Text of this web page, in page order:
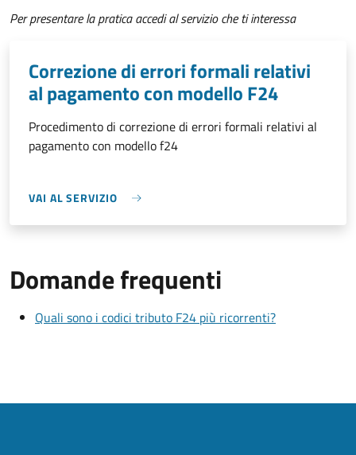
Per presentare la pratica accedi al servizio che ti interessa
Correzione di errori formali relativi
al pagamento con modello F24
Procedimento di correzione di errori formali relativi al
pagamento con modello f24
VAI AL SERVIZIO
Domande frequenti
Quali sono i codici tributo F24 più ricorrenti?